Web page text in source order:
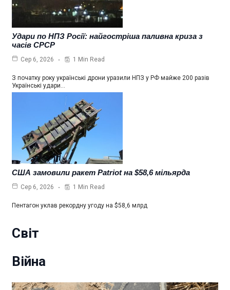
Удари по НПЗ Росії: найгостріша паливна криза з
часів СРСР
Сер 6, 2026 1 Min Read
З початку року українські дрони уразили НПЗ у РФ майже 200 разів
Українські удари…
США замовили ракет Patriot на $58,6 мільярда
Сер 6, 2026 1 Min Read
Пентагон уклав рекордну угоду на $58,6 млрд
Світ
Війна